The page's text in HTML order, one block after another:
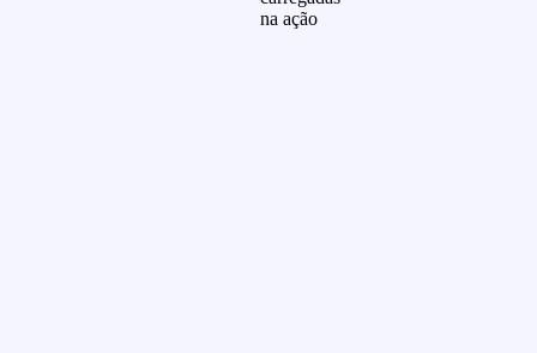
na ação